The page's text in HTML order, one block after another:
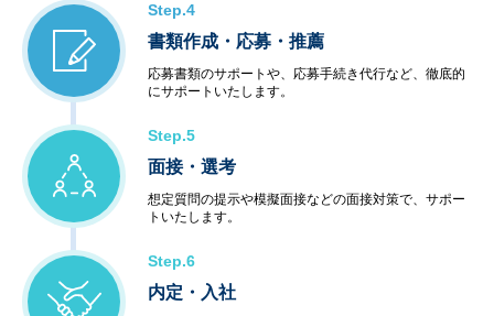
Step.4
書類作成・応募・推薦
応募書類のサポートや、応募手続き代行など、徹底的
にサポートいたします。
Step.5
面接・選考
想定質問の提示や模擬面接などの面接対策で、サポー
トいたします。
Step.6
内定・入社